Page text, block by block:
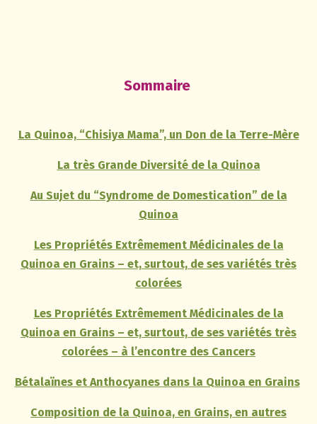
Sommaire
La Quinoa, “Chisiya Mama”, un Don de la Terre-Mère
La très Grande Diversité de la Quinoa
Au Sujet du “Syndrome de Domestication” de la
Quinoa
Les Propriétés Extrêmement Médicinales de la
Quinoa en Grains – et, surtout, de ses variétés très
colorées
Les Propriétés Extrêmement Médicinales de la
Quinoa en Grains – et, surtout, de ses variétés très
colorées – à l’encontre des Cancers
Bétalaïnes et Anthocyanes dans la Quinoa en Grains
Composition de la Quinoa, en Grains, en autres